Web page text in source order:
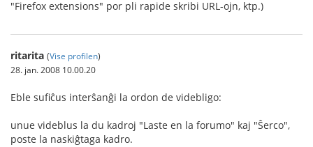
"Firefox extensions" por pli rapide skribi URL-ojn, ktp.)
ritarita (Vise profilen)
28. jan. 2008 10.00.20
Eble sufiĉus interŝanĝi la ordon de videbligo:
unue videblus la du kadroj "Laste en la forumo" kaj "Ŝerco",
poste la naskiĝtaga kadro.